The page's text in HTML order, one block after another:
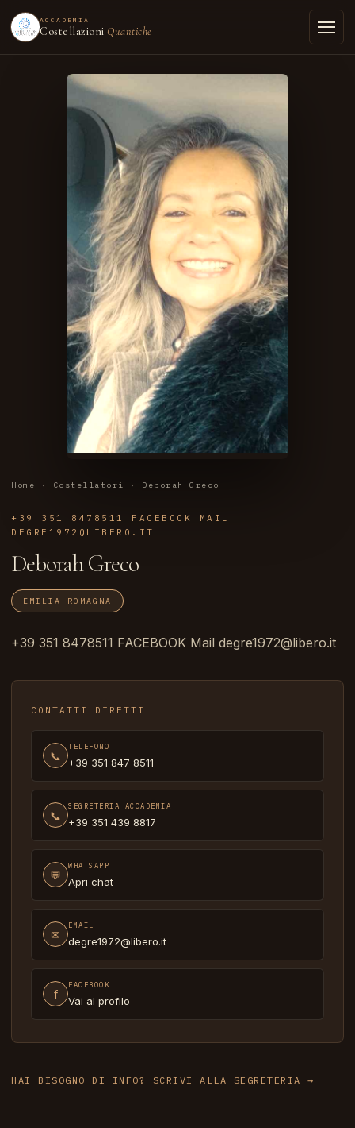
ACCADEMIA
Costellazioni Quantiche
Home · Costellatori · Deborah Greco
+39 351 8478511 FACEBOOK MAIL
DEGRE1972@LIBERO.IT
Deborah Greco
EMILIA ROMAGNA
+39 351 8478511 FACEBOOK Mail degre1972@libero.it
CONTATTI DIRETTI
📞
TELEFONO
+39 351 847 8511
📞
SEGRETERIA ACCADEMIA
+39 351 439 8817
💬
WHATSAPP
Apri chat
✉
EMAIL
degre1972@libero.it
f
FACEBOOK
Vai al profilo
HAI BISOGNO DI INFO? SCRIVI ALLA SEGRETERIA